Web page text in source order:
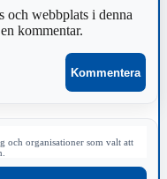
och webbplats i denna
kommentar.
och organisationer som valt att